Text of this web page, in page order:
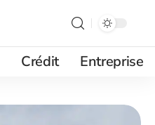
Crédit Entreprise